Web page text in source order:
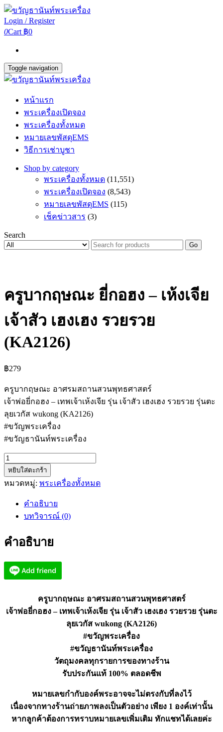
Login / Register
0Cart ฿0
Toggle navigation
หน้าแรก
พระเครื่องเปิดจอง
พระเครื่องทั้งหมด
หมายเลขพัสดุEMS
วิธีการเช่าบูชา
Shop by category
พระเครื่องทั้งหมด (11,551)
พระเครื่องเปิดจอง (8,543)
หมายเลขพัสดุEMS (115)
เช็คข่าวสาร (3)
Search
Go
ครูบากฤษณะ ยี่กอฮง – เห้งเจีย
เจ้าสัว เฮงเฮง รวยรวย
(KA2126)
฿279
ครูบากฤษณะ อาศรมสถานสวนพุทธศาสตร์
เจ้าพ่อยี่กอฮง – เทพเจ้าเห้งเจีย รุ่น เจ้าสัว เฮงเฮง รวยรวย รุ่นตะ
ลุยเวกัส wukong (KA2126)
#ขวัญพระเครื่อง
#ขวัญธานันท์พระเครื่อง
จำนวน
ครู
บาก
เห้งเจีย
สัว
เฮง
รวย
หยิบใส่ตะกร้า
หมวดหมู่: พระเครื่องทั้งหมด
คำอธิบาย
บทวิจารณ์ (0)
คำอธิบาย
ครูบากฤษณะ อาศรมสถานสวนพุทธศาสตร์
เจ้าพ่อยี่กอฮง – เทพเจ้าเห้งเจีย รุ่น เจ้าสัว เฮงเฮง รวยรวย รุ่นตะ
ลุยเวกัส wukong (KA2126)
#ขวัญพระเครื่อง
#ขวัญธานันท์พระเครื่อง
วัตถุมงคลทุกรายการของทางร้าน
รับประกันแท้ 100% ตลอดชีพ
หมายเลขกำกับองค์พระอาจจะไม่ตรงกับที่ลงไว้
เนื่องจากทางร้านถ่ายภาพลงเป็นตัวอย่าง เพียง 1 องค์เท่านั้น
หากลูกค้าต้องการทราบหมายเลขเพิ่มเติม ทักแชทได้เลยค่ะ